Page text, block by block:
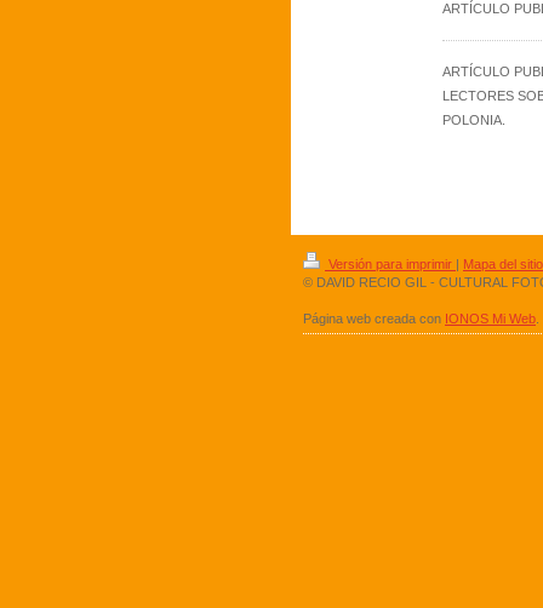
ARTÍCULO
ARTÍCULO
LECTORES
POLONIA.
Versión para imprimir | Mapa del sitio
© DAVID RECIO GIL - CULTURAL
Página web creada con IONOS Mi Web